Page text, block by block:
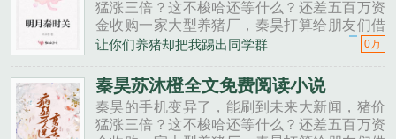
猛涨三倍？这不梭哈还等什么？还差五百万资
金收购一家大型养猪厂，秦昊打算给朋友们借
一点。秦昊老班长啊，我想回家养猪，要不要
秦昊二狗子，借500万买点......
让你们养猪却把我踢出同学群 0万
秦昊苏沐橙全文免费阅读小说
秦昊的手机变异了，能刷到未来大新闻，猪价
猛涨三倍？这不梭哈还等什么？还差五百万资